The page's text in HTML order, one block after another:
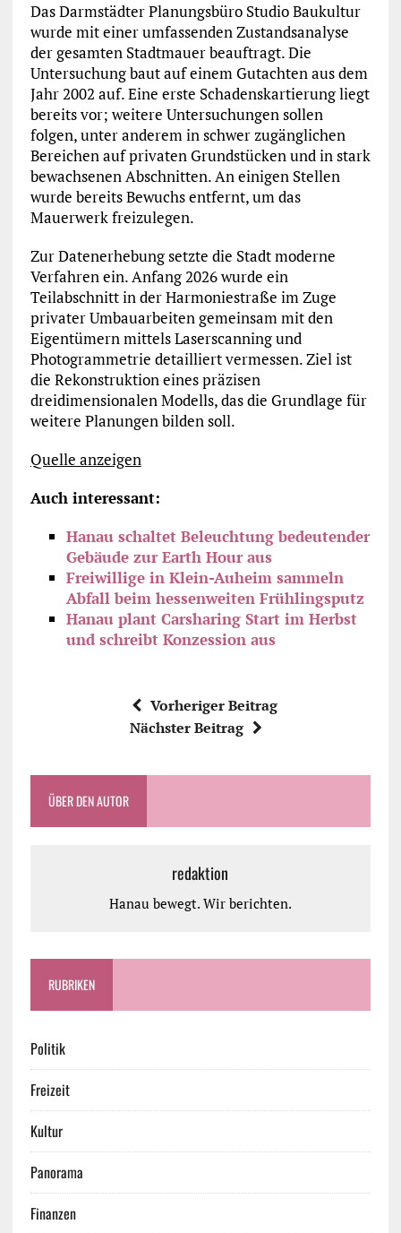
Das Darmstädter Planungsbüro Studio Baukultur
wurde mit einer umfassenden Zustandsanalyse
der gesamten Stadtmauer beauftragt. Die
Untersuchung baut auf einem Gutachten aus dem
Jahr 2002 auf. Eine erste Schadenskartierung liegt
bereits vor; weitere Untersuchungen sollen
folgen, unter anderem in schwer zugänglichen
Bereichen auf privaten Grundstücken und in stark
bewachsenen Abschnitten. An einigen Stellen
wurde bereits Bewuchs entfernt, um das
Mauerwerk freizulegen.
Zur Datenerhebung setzte die Stadt moderne
Verfahren ein. Anfang 2026 wurde ein
Teilabschnitt in der Harmoniestraße im Zuge
privater Umbauarbeiten gemeinsam mit den
Eigentümern mittels Laserscanning und
Photogrammetrie detailliert vermessen. Ziel ist
die Rekonstruktion eines präzisen
dreidimensionalen Modells, das die Grundlage für
weitere Planungen bilden soll.
Quelle anzeigen
Auch interessant:
Hanau schaltet Beleuchtung bedeutender
Gebäude zur Earth Hour aus
Freiwillige in Klein-Auheim sammeln
Abfall beim hessenweiten Frühlingsputz
Hanau plant Carsharing Start im Herbst
und schreibt Konzession aus
Vorheriger Beitrag
Nächster Beitrag
ÜBER DEN AUTOR
redaktion
Hanau bewegt. Wir berichten.
RUBRIKEN
Politik
Freizeit
Kultur
Panorama
Finanzen